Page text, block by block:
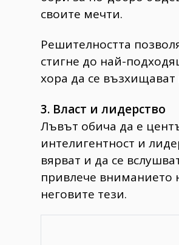
своите мечти.
Решителността
стигне до най-
хора да се възхищават
3. Власт и лидерство
Лъвът обича да е
интелигентност и
вярват и да се
привлече вниманието
неговите тези.